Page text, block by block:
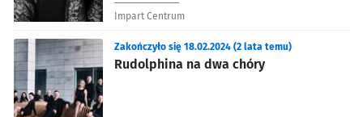
Impart Centrum
Rudolphina na dwa chóry
Zakończyło się 18.02.2024 (2 lata temu)